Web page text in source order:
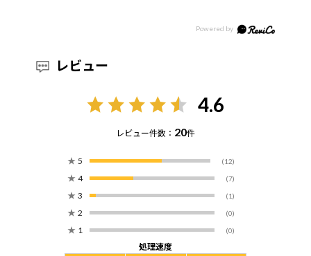
レビュー
4.6
レビュー件数： 20件
★ 5 (12)
★ 4 (7)
★ 3 (1)
★ 2 (0)
★ 1 (0)
処理速度